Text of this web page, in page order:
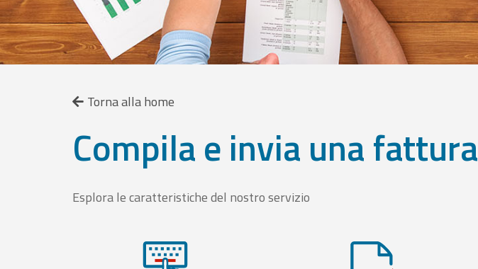
Torna alla home
Compila e invia una fattura
Esplora le caratteristiche del nostro servizio